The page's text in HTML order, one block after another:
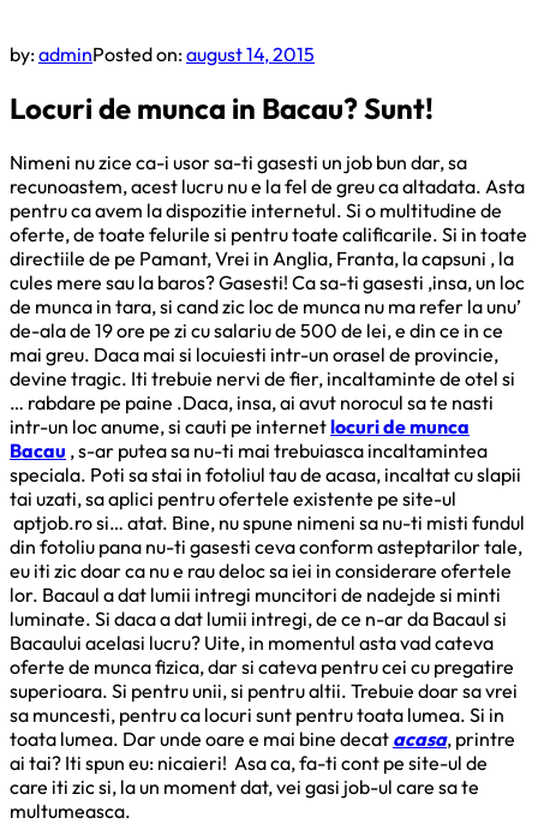
by:adminPosted on:august 14, 2015
Locuri de munca in Bacau? Sunt!
Nimeni nu zice ca-i usor sa-ti gasesti un job bun dar, sa
recunoastem, acest lucru nu e la fel de greu ca altadata. Asta
pentru ca avem la dispozitie internetul. Si o multitudine de
oferte, de toate felurile si pentru toate calificarile. Si in toate
directiile de pe Pamant, Vrei in Anglia, Franta, la capsuni , la
cules mere sau la baros? Gasesti! Ca sa-ti gasesti ,insa, un loc
de munca in tara, si cand zic loc de munca nu ma refer la unu’
de-ala de 19 ore pe zi cu salariu de 500 de lei, e din ce in ce
mai greu. Daca mai si locuiesti intr-un orasel de provincie,
devine tragic. Iti trebuie nervi de fier, incaltaminte de otel si
… rabdare pe paine .Daca, insa, ai avut norocul sa te nasti
intr-un loc anume, si cauti pe internetlocuri de munca
Bacau , s-ar putea sa nu-ti mai trebuiasca incaltamintea
speciala. Poti sa stai in fotoliul tau de acasa, incaltat cu slapii
tai uzati, sa aplici pentru ofertele existente pe site-ul
aptjob.ro si… atat. Bine, nu spune nimeni sa nu-ti misti fundul
din fotoliu pana nu-ti gasesti ceva conform asteptarilor tale,
eu iti zic doar ca nu e rau deloc sa iei in considerare ofertele
lor. Bacaul a dat lumii intregi muncitori de nadejde si minti
luminate. Si daca a dat lumii intregi, de ce n-ar da Bacaul si
Bacaului acelasi lucru? Uite, in momentul asta vad cateva
oferte de munca fizica, dar si cateva pentru cei cu pregatire
superioara. Si pentru unii, si pentru altii. Trebuie doar sa vrei
sa muncesti, pentru ca locuri sunt pentru toata lumea. Si in
toata lumea. Dar unde oare e mai bine decat acasa, printre
ai tai? Iti spun eu: nicaieri! Asa ca, fa-ti cont pe site-ul de
care iti zic si, la un moment dat, vei gasi job-ul care sa te
multumeasca.